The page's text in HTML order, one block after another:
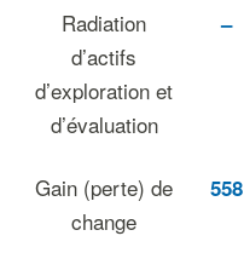
Radiation
d’actifs
d’exploration et
d’évaluation
–
Gain (perte) de
change
558